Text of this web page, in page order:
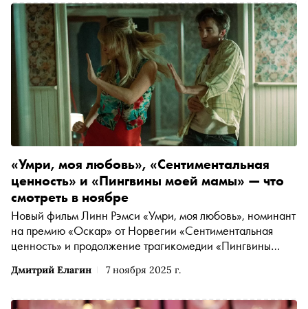
создатели кино, — в материале «Сноба»
Дмитрий Елагин 7 ноября 2025 г.
«Умри, моя любовь», «Сентиментальная
ценность» и «Пингвины моей мамы» — что
смотреть в ноябре
Новый фильм Линн Рэмси «Умри, моя любовь», номинант
на премию «Оскар» от Норвегии «Сентиментальная
ценность» и продолжение трагикомедии «Пингвины
сериалы конца осени